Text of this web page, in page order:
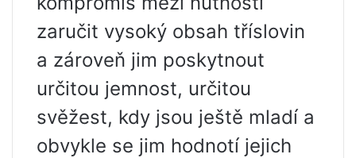
zaručit vysoký obsah tříslovin
a zároveň jim poskytnout
určitou jemnost, určitou
svěžest, kdy jsou ještě mladí a
obvykle se jim hodnotí jejich